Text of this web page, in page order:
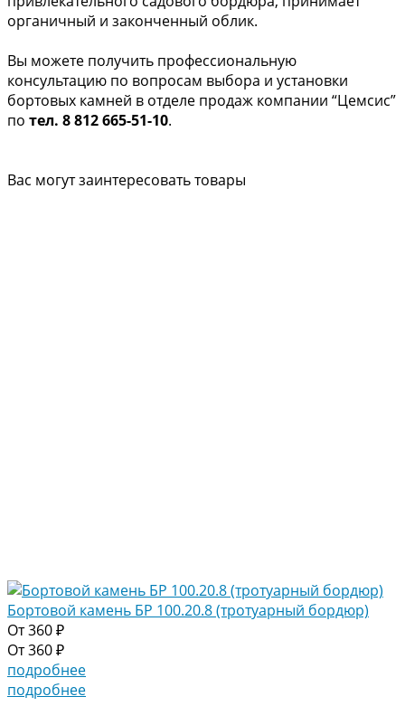
органичный и законченный облик.
Вы можете получить профессиональную
консультацию по вопросам выбора и установки
бортовых камней в отделе продаж компании “Цемсис”
по тел. 8 812 665-51-10.
Вас могут заинтересовать товары
Бортовой камень БР 100.20.8 (тротуарный бордюр)
От360 ₽
От360 ₽
подробнее
подробнее